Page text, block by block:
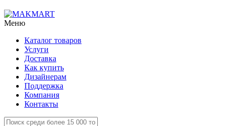
Меню
Каталог товаров
Услуги
Доставка
Как купить
Дизайнерам
Поддержка
Компания
Контакты